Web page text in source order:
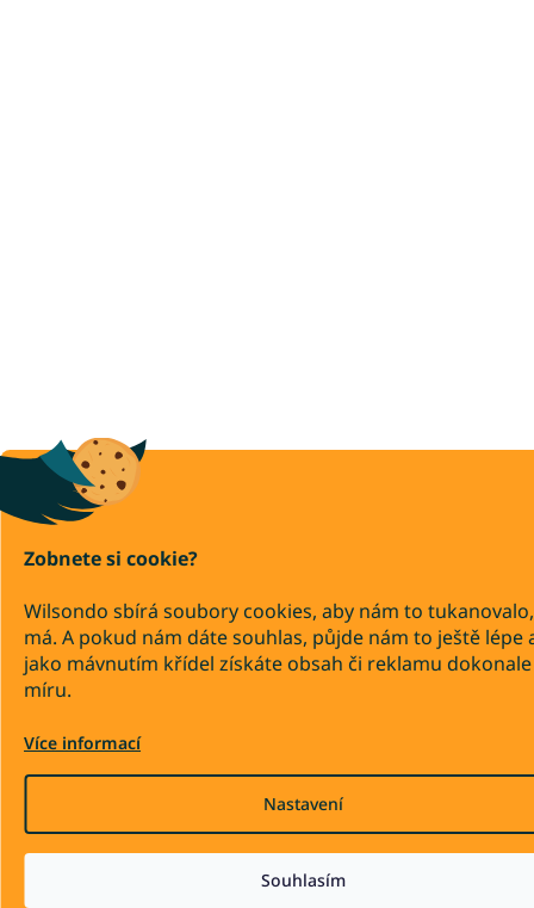
Zobnete si cookie?
Wilsondo sbírá soubory cookies, aby nám to
má. A pokud nám dáte souhlas, půjde nám to ještě lépe
jako mávnutím křídel získáte obsah či reklamu
míru.
Více informací
Nastavení
Souhlasím